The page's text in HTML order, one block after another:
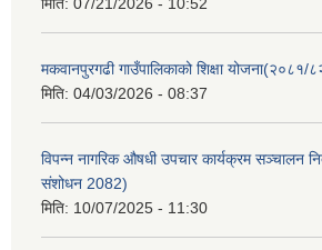
मकवानपुरगढी गाउँपालिकाको शिक्षा
मिति: 04/03/2026 - 08:37
विपन्न नागरिक औषधी उपचार कार्यक्रम सञ्चालन
संशोधन 2082)
मिति: 10/07/2025 - 11:30